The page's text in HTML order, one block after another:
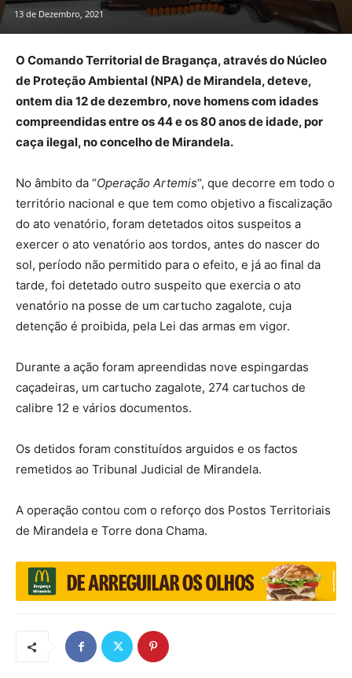
13 de Dezembro, 2021
O Comando Territorial de Bragança, através do Núcleo
de Proteção Ambiental (NPA) de Mirandela, deteve,
ontem dia 12 de dezembro, nove homens com idades
compreendidas entre os 44 e os 80 anos de idade, por
caça ilegal, no concelho de Mirandela.
No âmbito da “Operação Artemis“, que decorre em todo o
território nacional e que tem como objetivo a fiscalização
do ato venatório, foram detetados oitos suspeitos a
exercer o ato venatório aos tordos, antes do nascer do
sol, período não permitido para o efeito, e já ao final da
tarde, foi detetado outro suspeito que exercia o ato
venatório na posse de um cartucho zagalote, cuja
detenção é proibida, pela Lei das armas em vigor.
Durante a ação foram apreendidas nove espingardas
caçadeiras, um cartucho zagalote, 274 cartuchos de
calibre 12 e vários documentos.
Os detidos foram constituídos arguidos e os factos
remetidos ao Tribunal Judicial de Mirandela.
A operação contou com o reforço dos Postos Territoriais
de Mirandela e Torre dona Chama.